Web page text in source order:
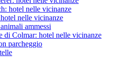
hotel nelle vicinanze
nelle vicinanze
ammessi
di Colmar: hotel nelle vicinanze
parcheggio